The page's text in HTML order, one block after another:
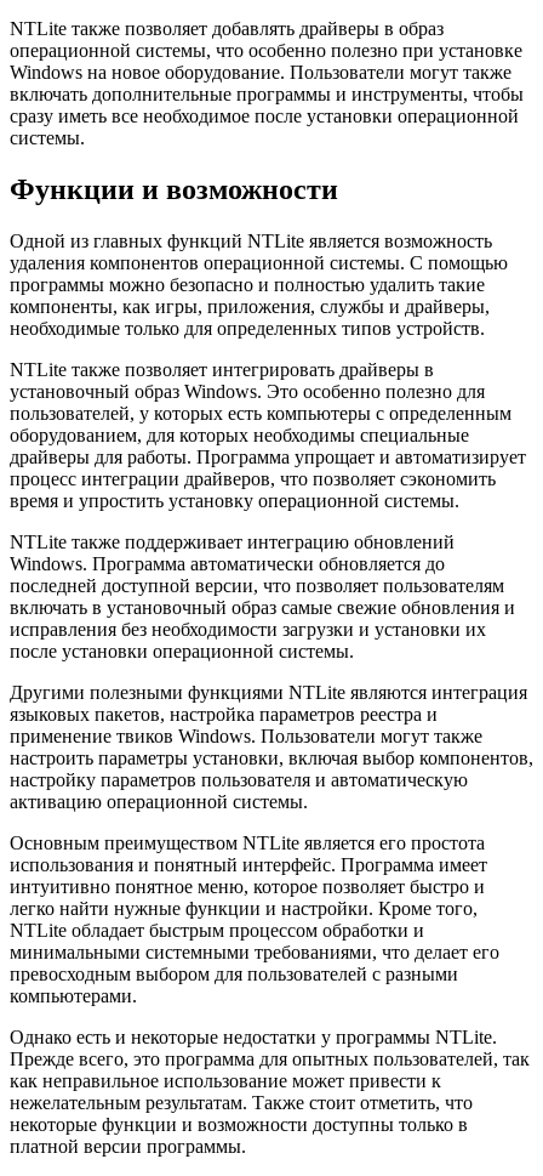
NTLite также позволяет добавлять драйверы в образ
операционной системы, что особенно полезно при установке
Windows на новое оборудование. Пользователи могут также
включать дополнительные программы и инструменты, чтобы
сразу иметь все необходимое после установки операционной
системы.
Функции и возможности
Одной из главных функций NTLite является возможность
удаления компонентов операционной системы. С помощью
программы можно безопасно и полностью удалить такие
компоненты, как игры, приложения, службы и драйверы,
необходимые только для определенных типов устройств.
NTLite также позволяет интегрировать драйверы в
установочный образ Windows. Это особенно полезно для
пользователей, у которых есть компьютеры с определенным
оборудованием, для которых необходимы специальные
драйверы для работы. Программа упрощает и автоматизирует
процесс интеграции драйверов, что позволяет сэкономить
время и упростить установку операционной системы.
NTLite также поддерживает интеграцию обновлений
Windows. Программа автоматически обновляется до
последней доступной версии, что позволяет пользователям
включать в установочный образ самые свежие обновления и
исправления без необходимости загрузки и установки их
после установки операционной системы.
Другими полезными функциями NTLite являются интеграция
языковых пакетов, настройка параметров реестра и
применение твиков Windows. Пользователи могут также
настроить параметры установки, включая выбор компонентов,
настройку параметров пользователя и автоматическую
активацию операционной системы.
Основным преимуществом NTLite является его простота
использования и понятный интерфейс. Программа имеет
интуитивно понятное меню, которое позволяет быстро и
легко найти нужные функции и настройки. Кроме того,
NTLite обладает быстрым процессом обработки и
минимальными системными требованиями, что делает его
превосходным выбором для пользователей с разными
компьютерами.
Однако есть и некоторые недостатки у программы NTLite.
Прежде всего, это программа для опытных пользователей, так
как неправильное использование может привести к
нежелательным результатам. Также стоит отметить, что
некоторые функции и возможности доступны только в
платной версии программы.